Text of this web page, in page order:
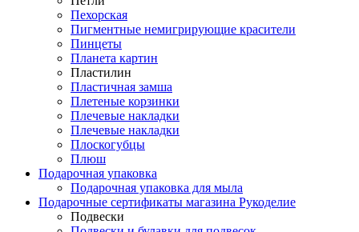
Пехорская
Пигментные немигрирующие красители
Пинцеты
Планета картин
Пластилин
Пластичная замша
Плетеные корзинки
Плечевые накладки
Плечевые накладки
Плоскогубцы
Плюш
Подарочная упаковка
Подарочная упаковка для мыла
Подарочные сертификаты магазина Рукоделие
Подвески